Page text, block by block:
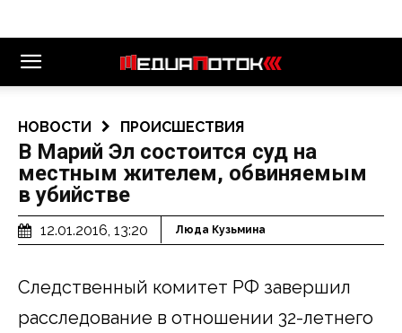
НОВОСТИ ПРОИСШЕСТВИЯ
В Марий Эл состоится суд на
местным жителем, обвиняемым
в убийстве
12.01.2016, 13:20 Люда Кузьмина
Следственный комитет РФ завершил
расследование в отношении 32-летнего